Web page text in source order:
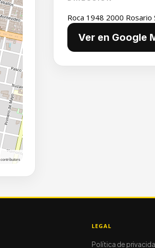
contributors
Roca 1948 2000 Rosario
Ver en Google
LEGAL
Política de